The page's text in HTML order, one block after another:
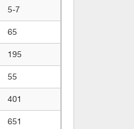
5-7
65
195
55
401
651